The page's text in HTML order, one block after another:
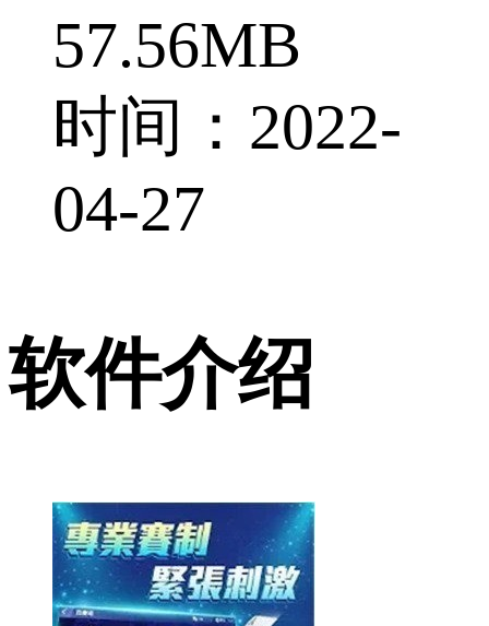
57.56MB
时间：2022-
04-27
软件介绍